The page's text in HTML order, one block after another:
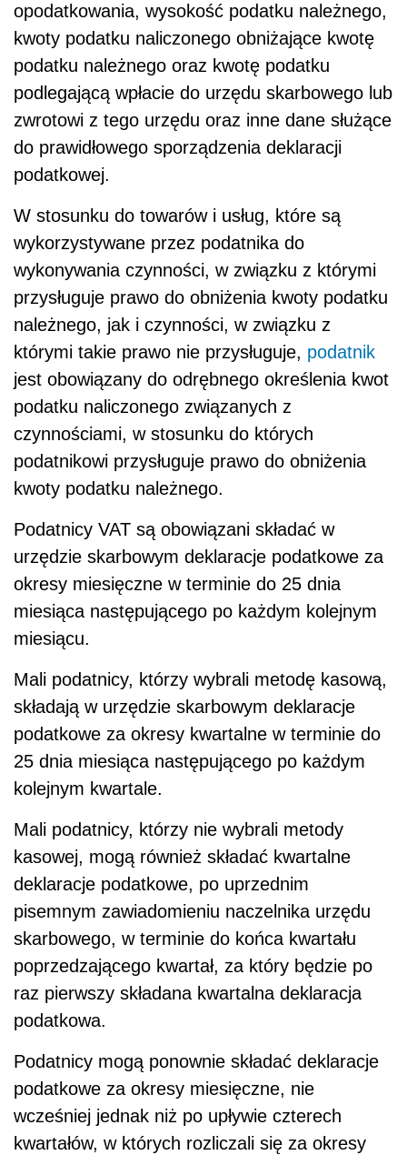
opodatkowania, wysokość podatku należnego,
kwoty podatku naliczonego obniżające kwotę
podatku należnego oraz kwotę podatku
podlegającą wpłacie do urzędu skarbowego lub
zwrotowi z tego urzędu oraz inne dane służące
do prawidłowego sporządzenia deklaracji
podatkowej.
W stosunku do towarów i usług, które są
wykorzystywane przez podatnika do
wykonywania czynności, w związku z którymi
przysługuje prawo do obniżenia kwoty podatku
należnego, jak i czynności, w związku z
którymi takie prawo nie przysługuje, podatnik
jest obowiązany do odrębnego określenia kwot
podatku naliczonego związanych z
czynnościami, w stosunku do których
podatnikowi przysługuje prawo do obniżenia
kwoty podatku należnego.
Podatnicy VAT są obowiązani składać w
urzędzie skarbowym deklaracje podatkowe za
okresy miesięczne w terminie do 25 dnia
miesiąca następującego po każdym kolejnym
miesiącu.
Mali podatnicy, którzy wybrali metodę kasową,
składają w urzędzie skarbowym deklaracje
podatkowe za okresy kwartalne w terminie do
25 dnia miesiąca następującego po każdym
kolejnym kwartale.
Mali podatnicy, którzy nie wybrali metody
kasowej, mogą również składać kwartalne
deklaracje podatkowe, po uprzednim
pisemnym zawiadomieniu naczelnika urzędu
skarbowego, w terminie do końca kwartału
poprzedzającego kwartał, za który będzie po
raz pierwszy składana kwartalna deklaracja
podatkowa.
Podatnicy mogą ponownie składać deklaracje
podatkowe za okresy miesięczne, nie
wcześniej jednak niż po upływie czterech
kwartałów, w których rozliczali się za okresy